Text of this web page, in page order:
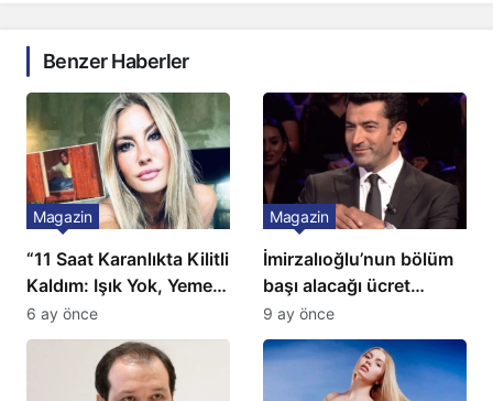
Benzer Haberler
“11 Saat Karanlıkta Kilitli
Kaldım: Işık Yok, Yemek
Yok, Tuvalet Yok!”
Çağla Şikel’den Şok
Magazin
6 ay önce
İmirzalıoğlu’nun bölüm
başı alacağı ücret
Türkiye’de bir ilk:
Gözünü 2 ilçeye dikti!
Magazin
9 ay önce